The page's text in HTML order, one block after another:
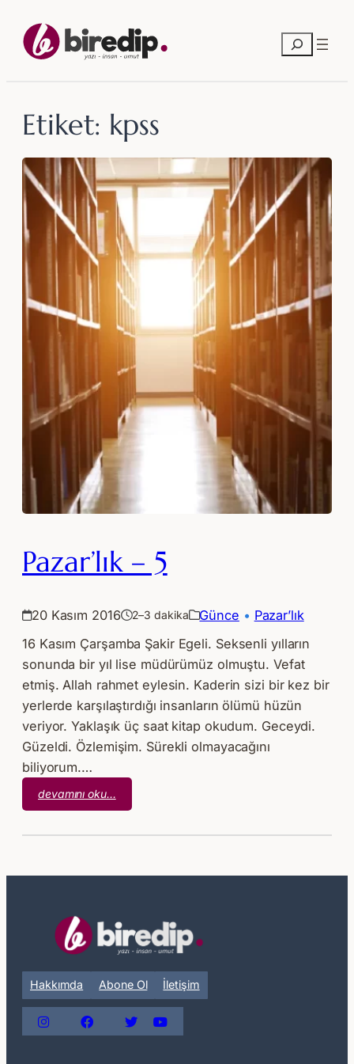
geç
Ara
Etiket: kpss
Pazar’lık – 5
20 Kasım 2016 2–3 dakika Günce • Pazar’lık
16 Kasım Çarşamba Şakir Egeli. Seksenli yılların
sonunda bir yıl lise müdürümüz olmuştu. Vefat
etmiş. Allah rahmet eylesin. Kaderin sizi bir kez bir
yerlerde karşılaştırdığı insanların ölümü hüzün
veriyor. Yaklaşık üç saat kitap okudum. Geceydi.
Güzeldi. Özlemişim. Sürekli olmayacağını
biliyorum.…
devamını oku…
Pazar’lık
Hakkımda Abone Ol İletişim